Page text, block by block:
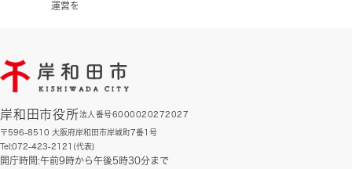
運営を
岸和田市役所法人番号6000020272027
〒596-8510 大阪府岸和田市岸城町7番1号
Tel:072-423-2121(代表)
開庁時間:午前9時から午後5時30分まで